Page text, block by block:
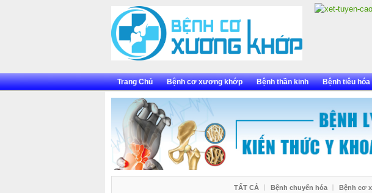
Trang Chủ Bệnh cơ xương khớp Bệnh thần kinh Bệnh tiêu hóa
TẤT CẢ Bệnh chuyển hóa Bệnh cơ